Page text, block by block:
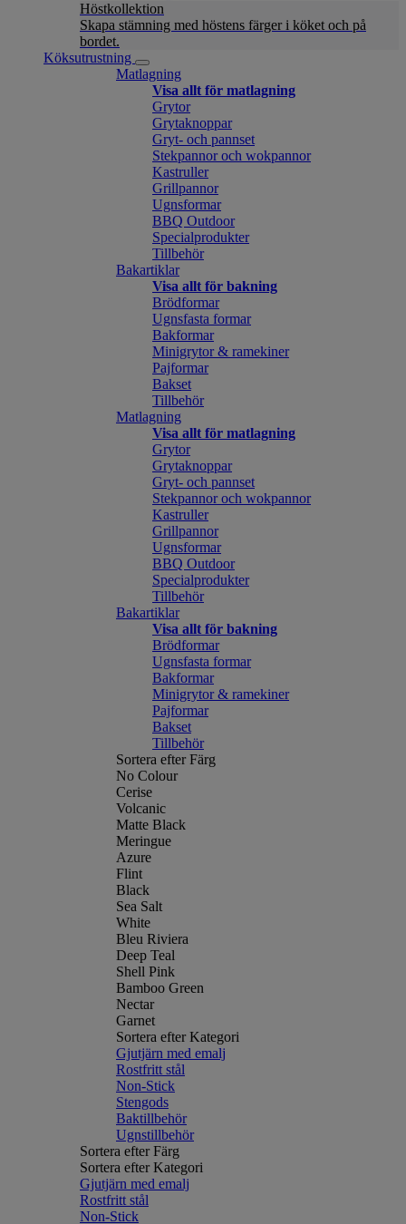
Höstkollektion
Skapa stämning med höstens färger i köket och på
bordet.
Köksutrustning
Matlagning
Visa allt för matlagning
Grytor
Grytaknoppar
Gryt- och pannset
Stekpannor och wokpannor
Kastruller
Grillpannor
Ugnsformar
BBQ Outdoor
Specialprodukter
Tillbehör
Bakartiklar
Visa allt för bakning
Brödformar
Ugnsfasta formar
Bakformar
Minigrytor & ramekiner
Pajformar
Bakset
Tillbehör
Matlagning
Visa allt för matlagning
Grytor
Grytaknoppar
Gryt- och pannset
Stekpannor och wokpannor
Kastruller
Grillpannor
Ugnsformar
BBQ Outdoor
Specialprodukter
Tillbehör
Bakartiklar
Visa allt för bakning
Brödformar
Ugnsfasta formar
Bakformar
Minigrytor & ramekiner
Pajformar
Bakset
Tillbehör
Sortera efter Färg
No Colour
Cerise
Volcanic
Matte Black
Meringue
Azure
Flint
Black
Sea Salt
White
Bleu Riviera
Deep Teal
Shell Pink
Bamboo Green
Nectar
Garnet
Sortera efter Kategori
Gjutjärn med emalj
Rostfritt stål
Non-Stick
Stengods
Baktillbehör
Ugnstillbehör
Sortera efter Färg
Sortera efter Kategori
Gjutjärn med emalj
Rostfritt stål
Non-Stick